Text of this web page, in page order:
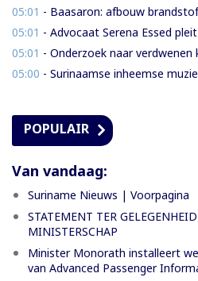
05:01 - Baasaron: afbouw brandstofsubsidie
05:01 - Advocaat Serena Essed pleit voor derde
05:01 - Onderzoek naar verdwenen kwik
05:00 - Surinaamse inheemse muziekpionier Kariñha Basi
POPULAIR
Van vandaag:
Suriname Nieuws | Voorpagina
STATEMENT TER
MINISTERSCHAP
Minister Monorath installeert
van Advanced Passenger